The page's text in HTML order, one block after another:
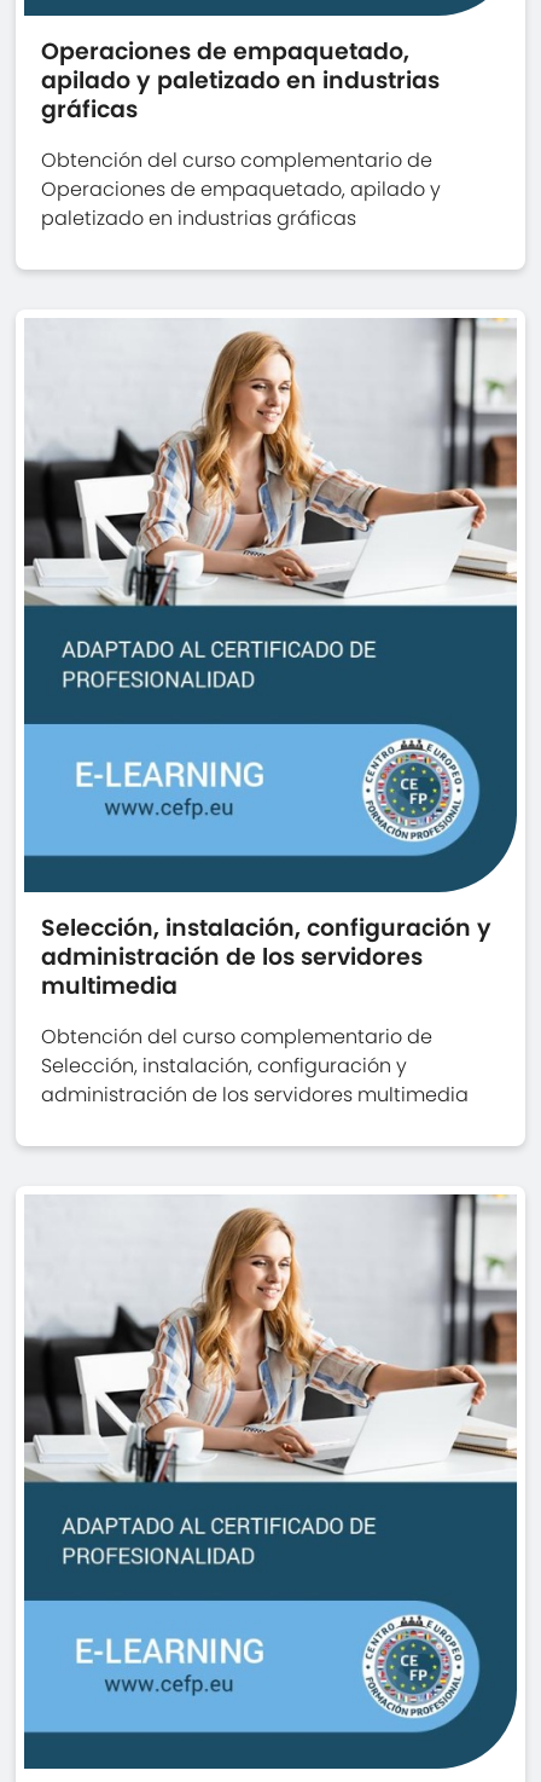
Operaciones de empaquetado,
apilado y paletizado en industrias
gráficas
Obtención del curso complementario de
Operaciones de empaquetado, apilado y
paletizado en industrias gráficas
Selección, instalación, configuración y
administración de los servidores
multimedia
Obtención del curso complementario de
Selección, instalación, configuración y
administración de los servidores multimedia